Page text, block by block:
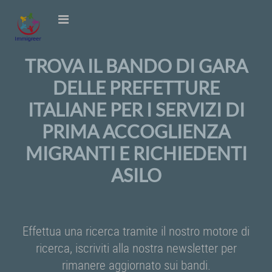
TROVA IL BANDO DI GARA
DELLE PREFETTURE
ITALIANE PER I SERVIZI DI
PRIMA ACCOGLIENZA
MIGRANTI E RICHIEDENTI
ASILO
Effettua una ricerca tramite il nostro motore di
ricerca, iscriviti alla nostra newsletter per
rimanere aggiornato sui bandi.